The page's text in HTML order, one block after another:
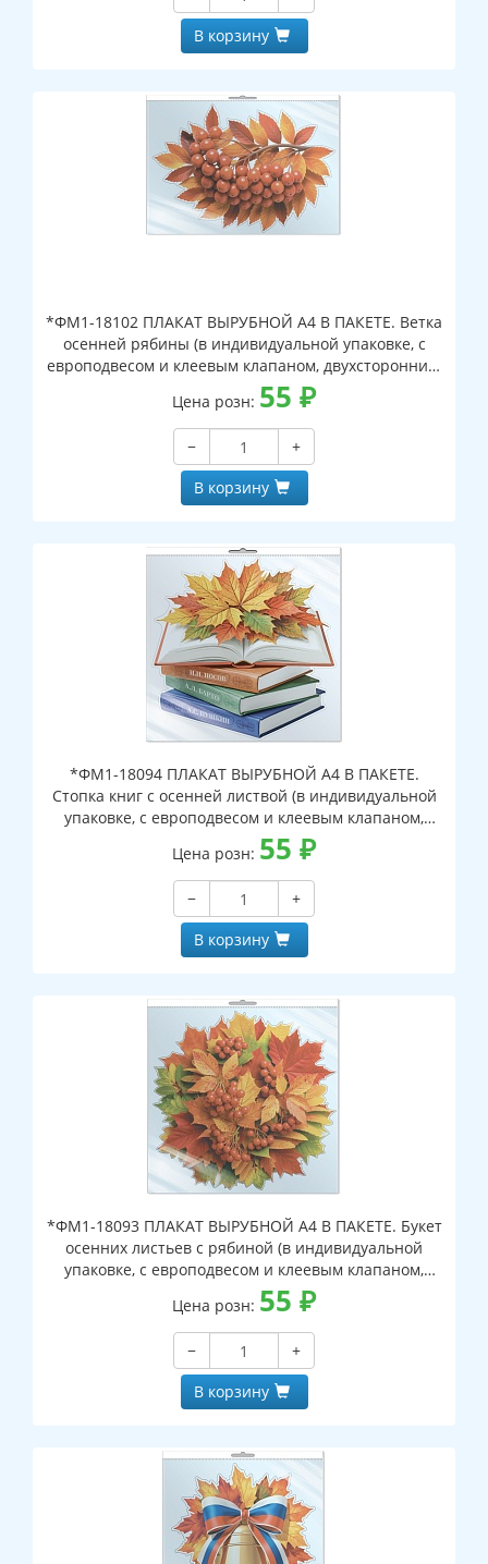
В корзину
*ФМ1-18102 ПЛАКАТ ВЫРУБНОЙ А4 В ПАКЕТЕ. Ветка
осенней рябины (в индивидуальной упаковке, с
европодвесом и клеевым клапаном, двухсторонний,
ВД-лак)
Цена розн: 55 ₽
−
+
В корзину
*ФМ1-18094 ПЛАКАТ ВЫРУБНОЙ А4 В ПАКЕТЕ.
Стопка книг с осенней листвой (в индивидуальной
упаковке, с европодвесом и клеевым клапаном,
двухсторонний, ВД-лак)
Цена розн: 55 ₽
−
+
В корзину
*ФМ1-18093 ПЛАКАТ ВЫРУБНОЙ А4 В ПАКЕТЕ. Букет
осенних листьев с рябиной (в индивидуальной
упаковке, с европодвесом и клеевым клапаном,
двухсторонний, ВД-лак)
Цена розн: 55 ₽
−
+
В корзину